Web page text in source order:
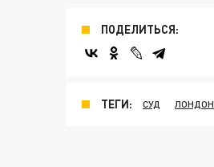
ПОДЕЛИТЬСЯ:
ТЕГИ: СУД ЛОНДОН